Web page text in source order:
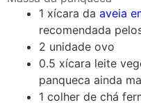
1 xícara daaveia
recomendada
2 unidade ovo
0.5 xícara leite
panqueca ainda
1 colher de chá